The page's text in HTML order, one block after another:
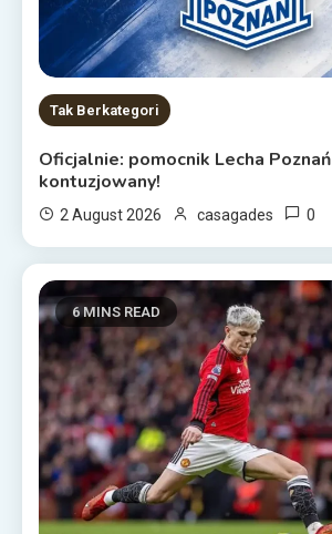
Tak Berkategori
Oficjalnie: pomocnik Lecha Poznań
kontuzjowany!
2 August 2026 casagades 0
6 MINS READ